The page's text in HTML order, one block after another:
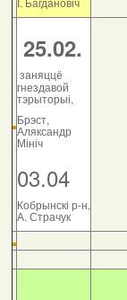
25.02.
заняццё
гнездавой
тэрыторыі,
Брэст,
Аляксандр
Мініч
03.04
Кобрынскі р-н,
А. Страчук